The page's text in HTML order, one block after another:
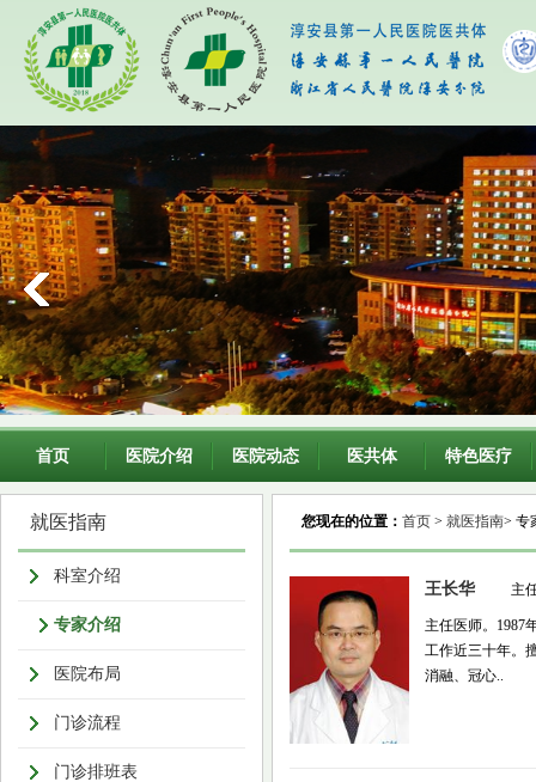
首页 医院介绍 医院动态 医共体 特色医疗
就医指南
科室介绍
专家介绍
医院布局
门诊流程
门诊排班表
您现在的位置： 首页 > 就医指南> 专
王长华 主
主任医师。1987
工作近三十年。
消融、冠心..